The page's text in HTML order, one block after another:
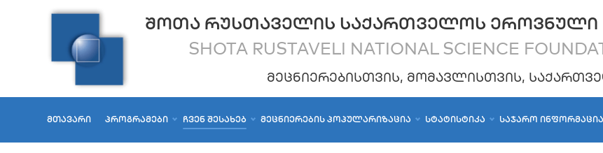
ᲨᲝᲗᲐ ᲠᲣᲡᲗᲐᲕᲔᲚᲘᲡ ᲡᲐᲥᲐᲠᲗᲕᲔᲚᲝᲡ ᲔᲠᲝᲕᲜᲣᲚᲘ
SHOTA RUSTAVELI NATIONAL SCIENCE
ᲛᲔᲪᲜᲘᲔᲠᲔᲑᲘᲡᲗᲕᲘᲡ, ᲛᲝᲛᲐᲕᲚᲘᲡᲗᲕᲘᲡ,
ᲛᲗᲐᲕᲐᲠᲘ ᲞᲠᲝᲒᲠᲐᲛᲔᲑᲘ ᲩᲕᲔᲜ ᲨᲔᲡᲐᲮᲔᲑ ᲛᲔᲪᲜᲘᲔᲠᲔᲑᲘᲡ ᲞᲝᲞᲣᲚᲐᲠᲘᲖᲐᲪᲘᲐ ᲡᲢᲐᲢᲘᲡᲢᲘᲙᲐ ᲡᲐᲯᲐᲠᲝ ᲘᲜᲤᲝᲠᲛᲐᲪᲘᲐ